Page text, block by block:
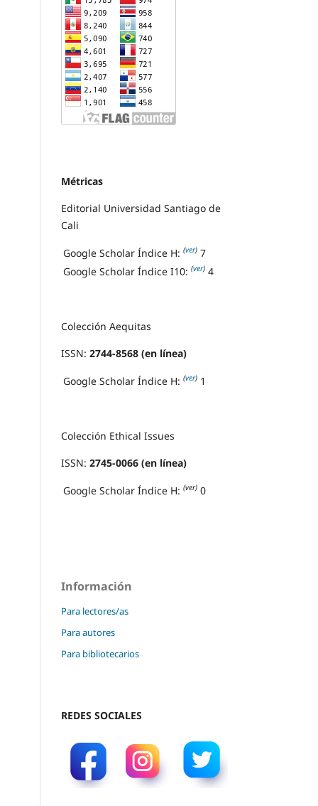
Métricas
Editorial Universidad Santiago de
Cali
Google Scholar Índice H: (ver) 7
Google Scholar Índice I10: (ver) 4
Colección Aequitas
ISSN: 2744-8568 (en línea)
Google Scholar Índice H: (ver) 1
Colección Ethical Issues
ISSN: 2745-0066 (en línea)
Google Scholar Índice H: (ver) 0
Información
Para lectores/as
Para autores
Para bibliotecarios
REDES SOCIALES